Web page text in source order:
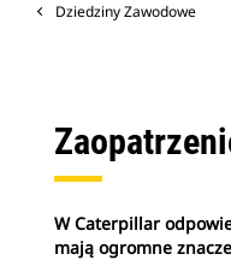
Dziedziny Zawodowe
W Caterpillar
mają ogromne